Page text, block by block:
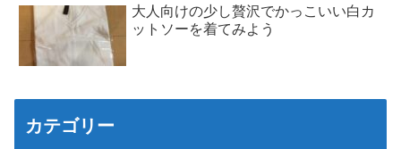
大人向けの少し贅沢でかっこいい白カ
ットソーを着てみよう
カテゴリー